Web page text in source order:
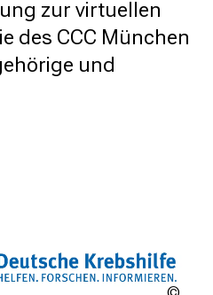
zur virtuellen
des CCC München
und